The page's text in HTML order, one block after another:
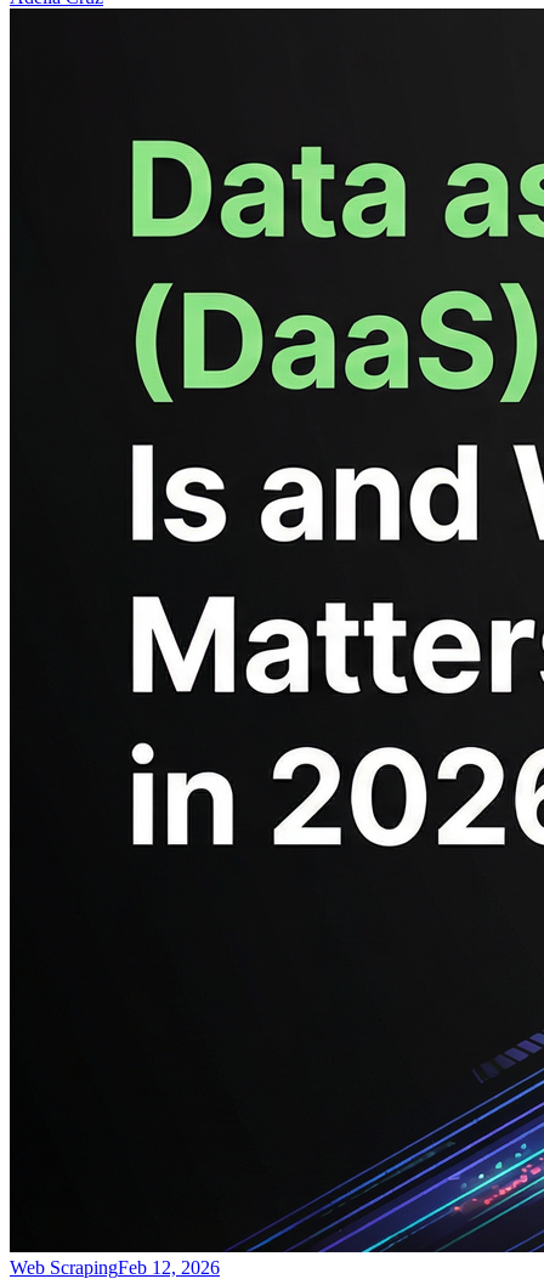
Web ScrapingFeb 12, 2026